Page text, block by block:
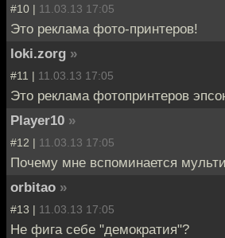
#10 | 11.03.13 17:05
Это реклама фото-принтеров!
loki.zorg »
#11 | 11.03.13 17:05
Это реклама фотопринтеров
Player10 »
#12 | 11.03.13 17:05
Почему мне вспоминается
orbitao »
#13 | 11.03.13 17:05
Не фига себе "демократия"?